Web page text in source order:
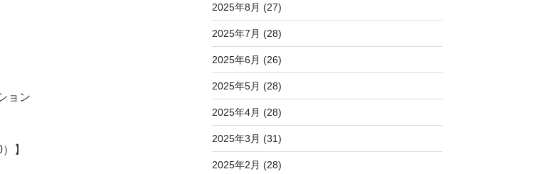
ョン
】
2025年8月 (27)
2025年7月 (28)
2025年6月 (26)
2025年5月 (28)
2025年4月 (28)
2025年3月 (31)
2025年2月 (28)